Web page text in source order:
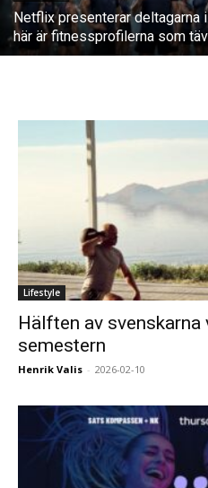
Netflix presenterar deltagarna
här är fitnessprofilerna som
Lifestyle
Hälften av
semestern
Henrik Valis - 2026-02-10